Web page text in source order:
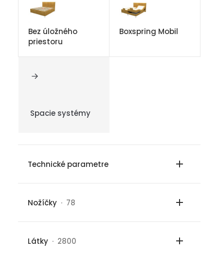
Bez úložného
priestoru
Boxspring Mobil
Spacie systémy
Technické parametre
Nožíčky · 78
Látky · 2800